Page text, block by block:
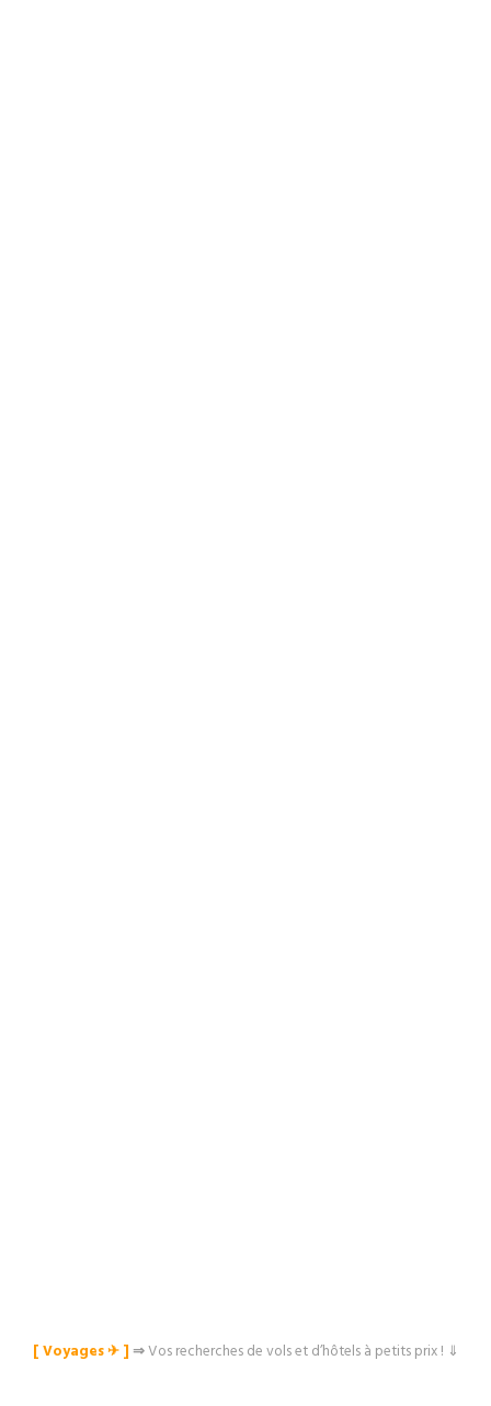
[ Voyages ✈︎ ]⇒Vos recherches de vols et d’hôtels à petits prix ! ⇓